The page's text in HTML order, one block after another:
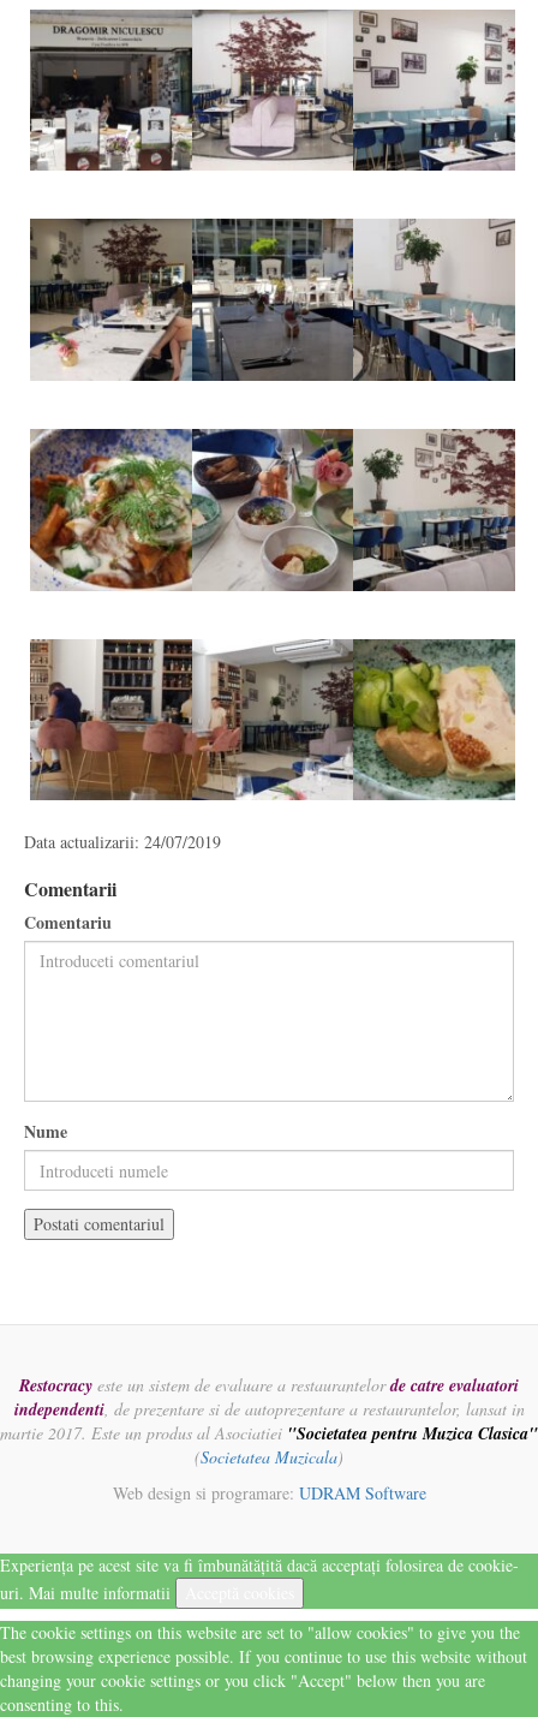
Data actualizarii: 24/07/2019
Comentarii
Comentariu
Nume
Restocracy este un sistem de evaluare a restaurantelorde catre evaluatori
independenti, de prezentare si de autoprezentare a restaurantelor, lansat in
martie 2017. Este un produs al Asociatiei "Societatea pentru Muzica Clasica"
(Societatea Muzicala)
Web design si programare: UDRAM Software
Experiența pe acest site va fi îmbunătățită dacă acceptați folosirea de cookie-
uri. Mai multe informatii
The cookie settings on this website are set to "allow cookies" to give you the
best browsing experience possible. If you continue to use this website without
changing your cookie settings or you click "Accept" below then you are
consenting to this.